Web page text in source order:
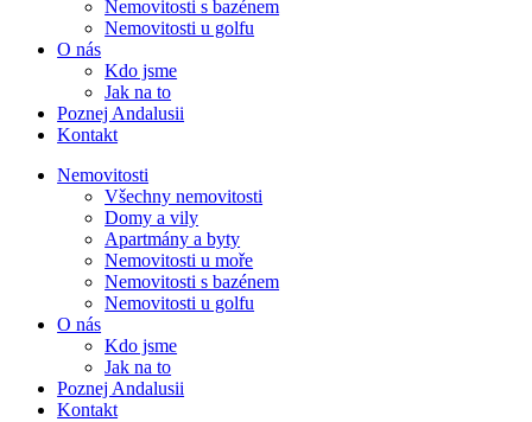
Nemovitosti s bazénem
Nemovitosti u golfu
O nás
Kdo jsme
Jak na to
Poznej Andalusii
Kontakt
Nemovitosti
Všechny nemovitosti
Domy a vily
Apartmány a byty
Nemovitosti u moře
Nemovitosti s bazénem
Nemovitosti u golfu
O nás
Kdo jsme
Jak na to
Poznej Andalusii
Kontakt